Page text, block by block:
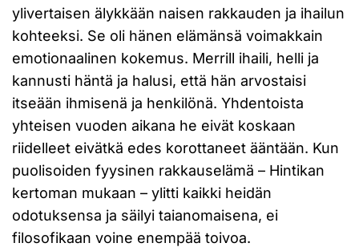
ylivertaisen älykkään naisen rakkauden ja ihailun
kohteeksi. Se oli hänen elämänsä voimakkain
emotionaalinen kokemus. Merrill ihaili, helli ja
kannusti häntä ja halusi, että hän arvostaisi
itseään ihmisenä ja henkilönä. Yhdentoista
yhteisen vuoden aikana he eivät koskaan
riidelleet eivätkä edes korottaneet ääntään. Kun
puolisoiden fyysinen rakkauselämä – Hintikan
kertoman mukaan – ylitti kaikki heidän
odotuksensa ja säilyi taianomaisena, ei
filosofikaan voine enempää toivoa.